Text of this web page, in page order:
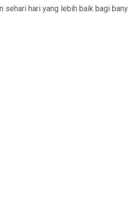
hari yang lebih baik bagi